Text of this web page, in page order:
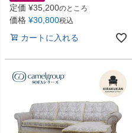
定価 ¥35,200のところ
価格 ¥30,800税込
カートに入れる